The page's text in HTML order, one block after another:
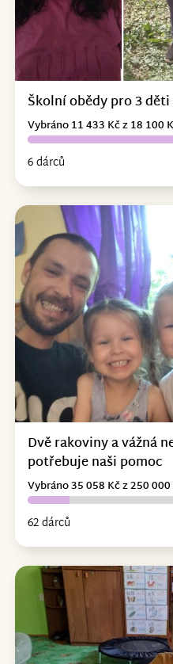
Školní obědy pro 3
6 dárců
Vybráno 11 433 Kč z 18 100
Dvě rakoviny a vážná
potřebuje naši pomoc
62 dárců
Vybráno 35 058 Kč z 250